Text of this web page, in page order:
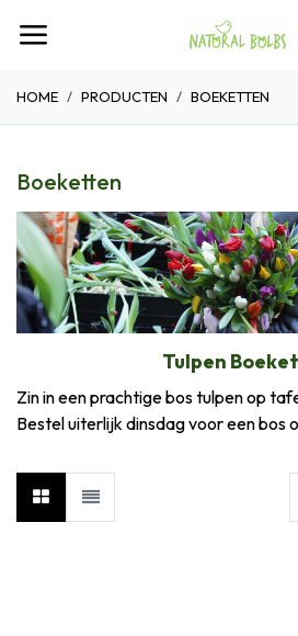
HOME PRODUCTEN BOEKETTEN
Boeketten
Tulpen
Zin in een prachtige bos tulpen op
Bestel uiterlijk dinsdag voor een bos